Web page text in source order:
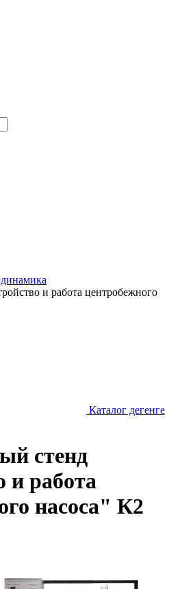
и работа центробежного
Каталог дегенге
стенд
и работа
насоса" К2